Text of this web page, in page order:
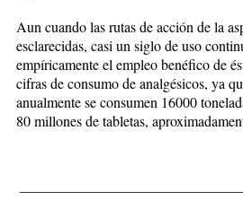
Aun cuando las rutas de acción de la
esclarecidas, casi un siglo de uso
empíricamente el empleo benéfico de
cifras de consumo de analgésicos, ya
anualmente se consumen 16000
80 millones de tabletas,